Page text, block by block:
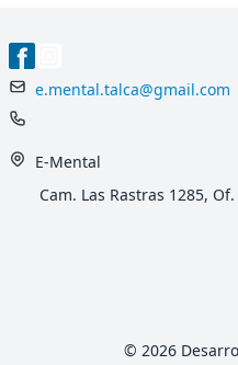
e.mental.talca@gmail.com
E-Mental
Cam. Las Rastras 1285,
© 2026